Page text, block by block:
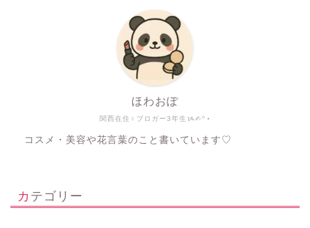
関西在住♀ブロガー3年生ᝰ✍︎꙳⋆
ほわおぽ
コスメ・美容や花言葉のこと書いています♡
カテゴリー